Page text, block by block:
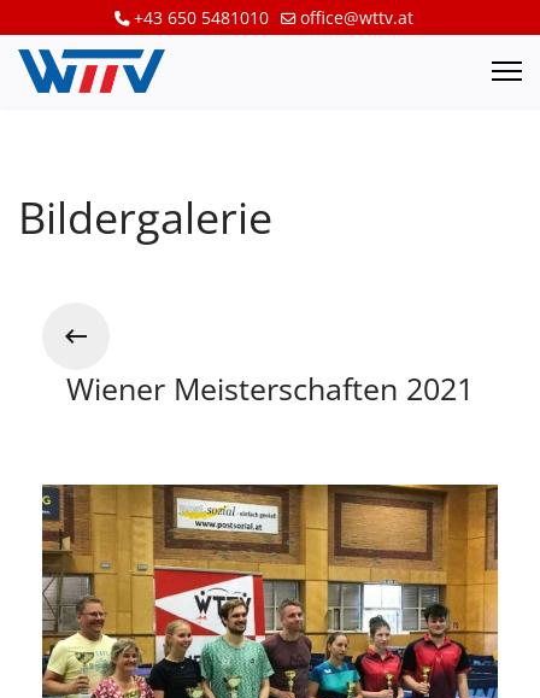
+43 650 5481010 office@wttv.at
Bildergalerie
Wiener Meisterschaften 2021